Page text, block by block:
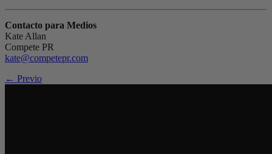
Contacto para Medios
Kate Allan
Compete PR
kate@competepr.com
← Previo